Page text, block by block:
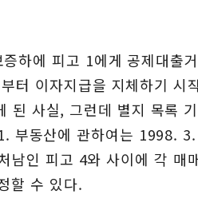
하에 피고 1에게 공제대출
이자지급을 지체하기 시
된 사실, 그런데 별지 목록
부동산에 관하여는 1998.
인 피고 4와 사이에 각 매
할 수 있다.